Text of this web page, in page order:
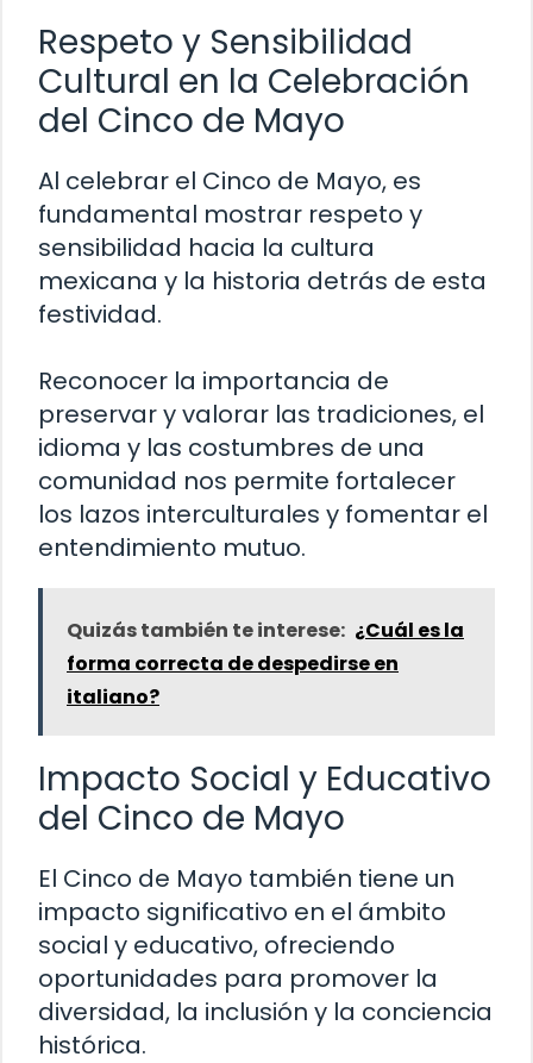
Respeto y Sensibilidad
Cultural en la Celebración
del Cinco de Mayo
Al celebrar el Cinco de Mayo, es
fundamental mostrar respeto y
sensibilidad hacia la cultura
mexicana y la historia detrás de esta
festividad.
Reconocer la importancia de
preservar y valorar las tradiciones, el
idioma y las costumbres de una
comunidad nos permite fortalecer
los lazos interculturales y fomentar el
entendimiento mutuo.
Quizás también te interese: ¿Cuál es la
forma correcta de despedirse en
italiano?
Impacto Social y Educativo
del Cinco de Mayo
El Cinco de Mayo también tiene un
impacto significativo en el ámbito
social y educativo, ofreciendo
oportunidades para promover la
diversidad, la inclusión y la conciencia
histórica.